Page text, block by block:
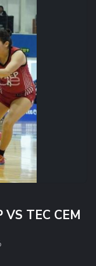
VS TEC CEM